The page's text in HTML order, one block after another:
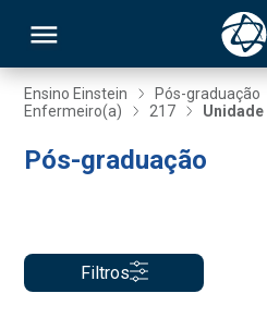
Ensino Einstein Pós-graduação
Enfermeiro(a)
217
Pós-graduação
Filtros